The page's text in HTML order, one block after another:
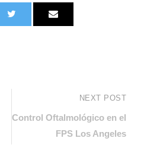
NEXT POST
Control Oftalmológico en el
FPS Los Angeles